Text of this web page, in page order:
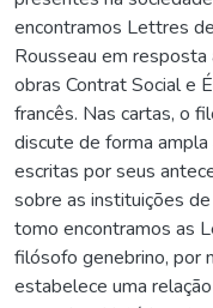
encontramos Lettres
Rousseau em
obras Contrat Social e
francês. Nas cartas, o
discute de forma
escritas por seus
sobre as instituições
tomo encontramos as
filósofo genebrino, por
estabelece uma